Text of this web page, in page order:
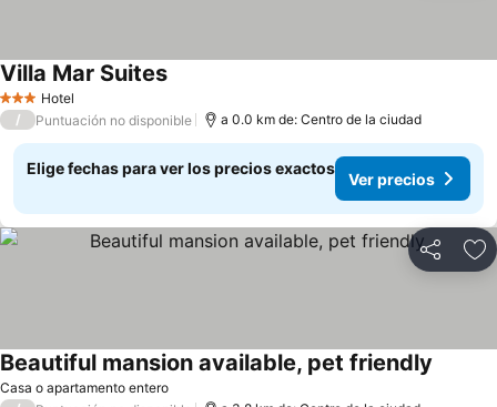
3 Estrellas
Hotel
Villa Mar SuitesVer precios
/ Puntuación no disponible a 0.0 km de: Centro de la ciudad
Elige fechas para ver los precios exactos
Ver precios
Compartir
Casa o apartamento entero
Beautiful mansion available, pet friendly